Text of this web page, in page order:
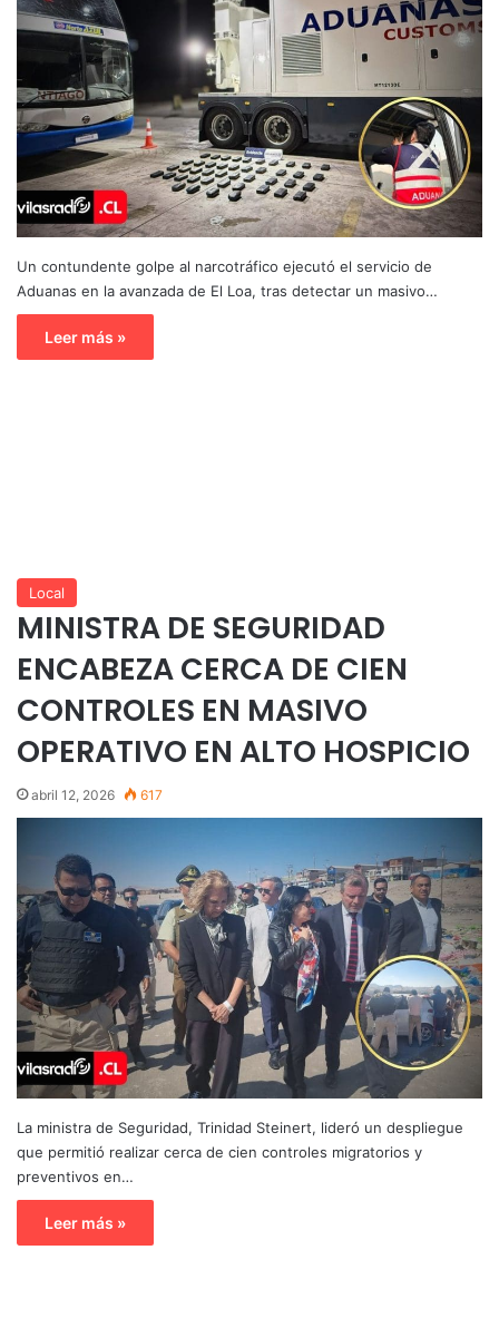
Un contundente golpe al narcotráfico ejecutó el servicio de
Aduanas en la avanzada de El Loa, tras detectar un masivo…
Leer más »
Local
MINISTRA DE SEGURIDAD
ENCABEZA CERCA DE CIEN
CONTROLES EN MASIVO
OPERATIVO EN ALTO HOSPICIO
abril 12, 2026 617
La ministra de Seguridad, Trinidad Steinert, lideró un despliegue
que permitió realizar cerca de cien controles migratorios y
preventivos en…
Leer más »